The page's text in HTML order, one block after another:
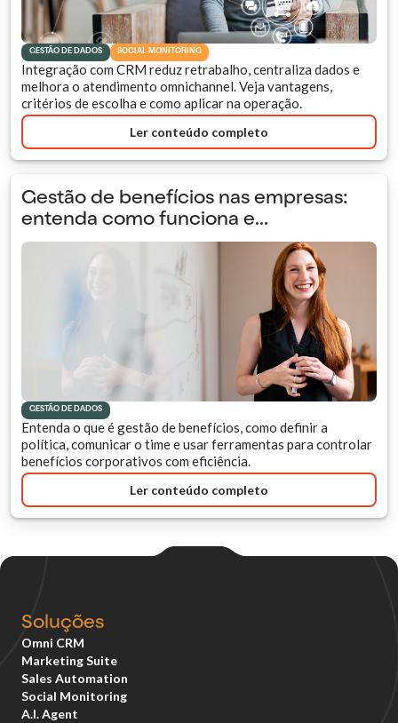
GESTÃO DE DADOS SOCIAL MONITORING
Integração com CRM reduz retrabalho, centraliza dados e
melhora o atendimento omnichannel. Veja vantagens,
critérios de escolha e como aplicar na operação.
Ler conteúdo completo
Gestão de benefícios nas empresas:
entenda como funciona e...
GESTÃO DE DADOS
Entenda o que é gestão de benefícios, como definir a
política, comunicar o time e usar ferramentas para controlar
benefícios corporativos com eficiência.
Ler conteúdo completo
Soluções
Omni CRM
Marketing Suite
Sales Automation
Social Monitoring
A.I. Agent